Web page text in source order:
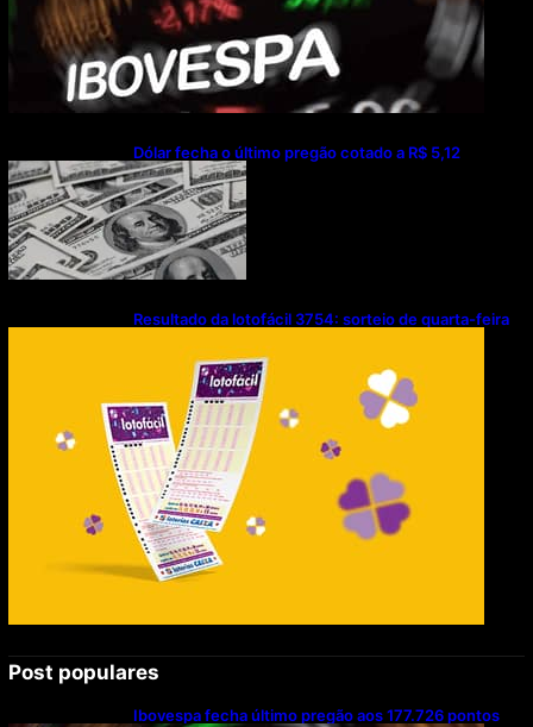
Dólar fecha o último pregão cotado a R$ 5,12
Resultado da lotofácil 3754: sorteio de quarta-feira
Post populares
Ibovespa fecha último pregão aos 177.726 pontos